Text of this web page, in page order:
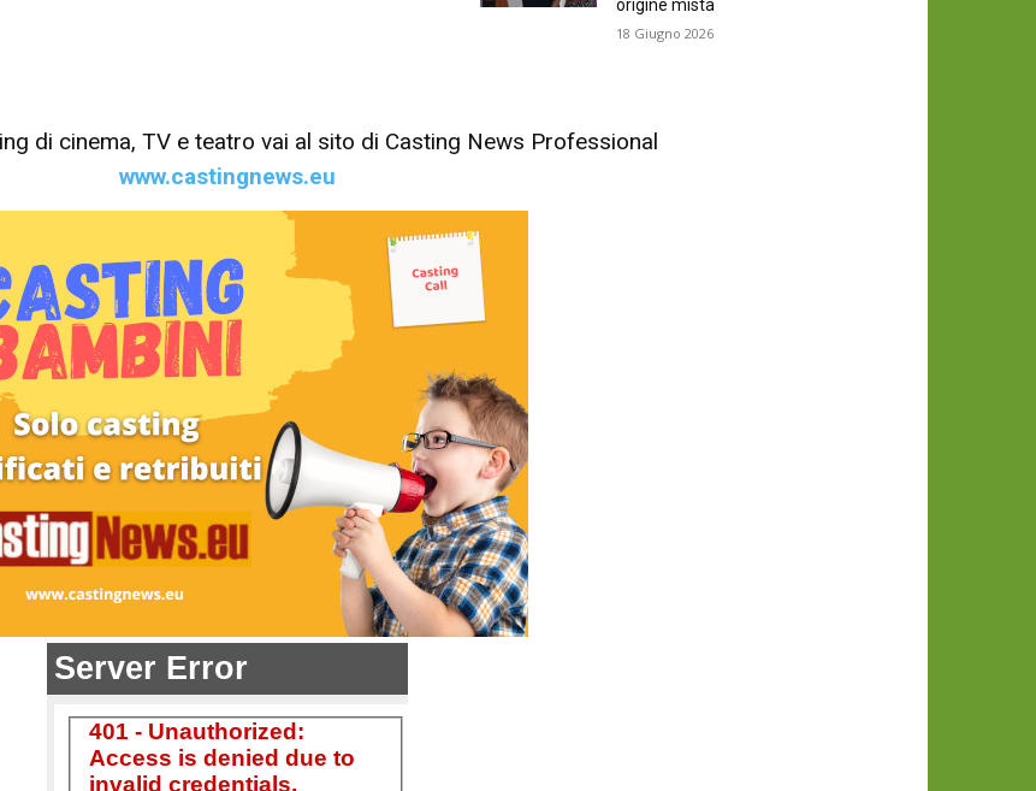
origine mista
18 Giugno 2026
di cinema, TV e teatro vai al sito di Casting News Professional
www.castingnews.eu